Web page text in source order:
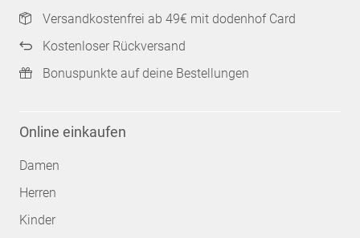
Versandkostenfrei ab 49€ mit dodenhof Card
Kostenloser Rückversand
Bonuspunkte auf deine Bestellungen
Online einkaufen
Damen
Herren
Kinder